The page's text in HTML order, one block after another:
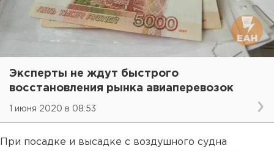
Эксперты не ждут быстрого
восстановления рынка авиаперевозок
1 июня 2020 в 08:53
При посадке и высадке с воздушного судна